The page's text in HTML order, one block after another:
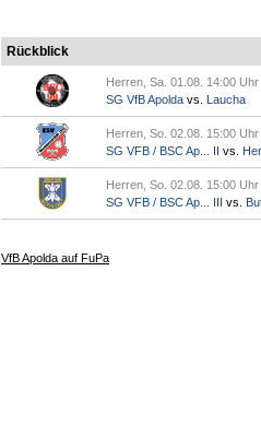
Rückblick
Herren, Sa. 01.08. 14:00 Uhr
SG VfB Apolda vs. Laucha
Herren, So. 02.08. 15:00 Uhr
SG VFB / BSC Ap... II vs.
Herren, So. 02.08. 15:00 Uhr
SG VFB / BSC Ap... III vs.
VfB Apolda auf FuPa